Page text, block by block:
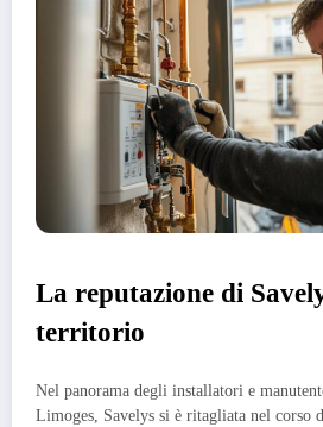
La reputazione di
territorio
Nel panorama degli installatori e
Limoges, Savelys si è ritagliata nel corso